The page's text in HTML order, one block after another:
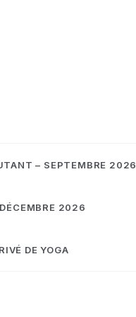
– SEPTEMBRE 2026
2026
DE YOGA